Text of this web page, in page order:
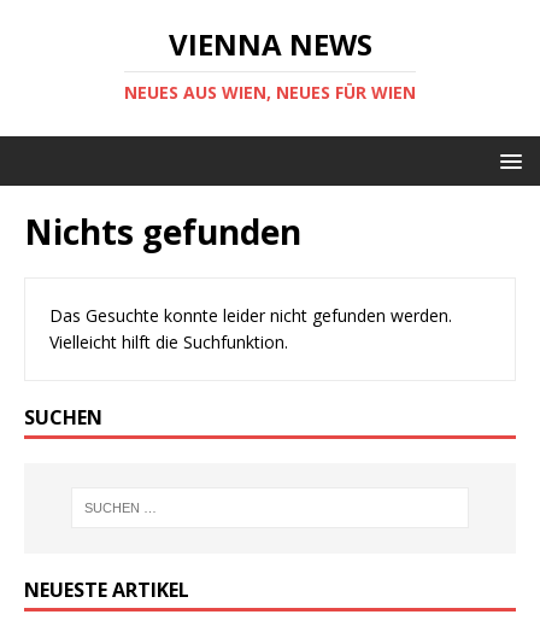
VIENNA NEWS
NEUES AUS WIEN, NEUES FÜR WIEN
Nichts gefunden
Das Gesuchte konnte leider nicht gefunden werden.
Vielleicht hilft die Suchfunktion.
SUCHEN
NEUESTE ARTIKEL